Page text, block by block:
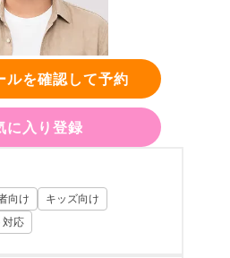
ルを確認して予約
に入り登録
向け
キッズ向け
応